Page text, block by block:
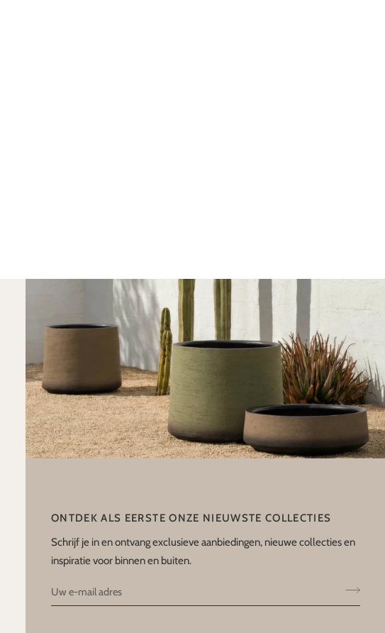
ONTDEK ALS EERSTE ONZE NIEUWSTE COLLECTIES
Schrijf je in en ontvang exclusieve aanbiedingen, nieuwe collecties en
inspiratie voor binnen en buiten.